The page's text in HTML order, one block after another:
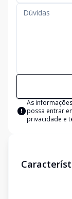
As
possa entrar
privacidade e